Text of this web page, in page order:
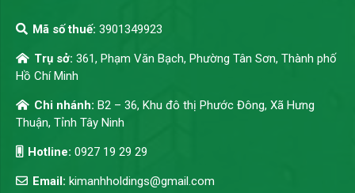
Mã số thuế: 3901349923
Trụ sở: 361, Phạm Văn Bạch, Phường Tân Sơn, Thành phố
Hồ Chí Minh
Chi nhánh: B2 – 36, Khu đô thị Phước Đông, Xã Hưng
Thuận, Tỉnh Tây Ninh
Hotline: 0927 19 29 29
Email: kimanhholdings@gmail.com